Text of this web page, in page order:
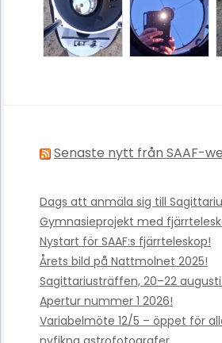
Senaste nytt från SAAF-
Dags att anmäla sig till
Gymnasieprojekt med
Nystart för SAAF:s fjärrteleskop!
Årets bild på Nattmolnet 2025!
Sagittariusträffen, 20–22
Apertur nummer 1 2026!
Variabelmöte 12/5 – öppet för